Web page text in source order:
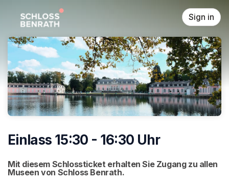
Sign in
Einlass 15:30 - 16:30 Uhr
Mit diesem Schlossticket erhalten Sie Zugang zu allen
Museen von Schloss Benrath.